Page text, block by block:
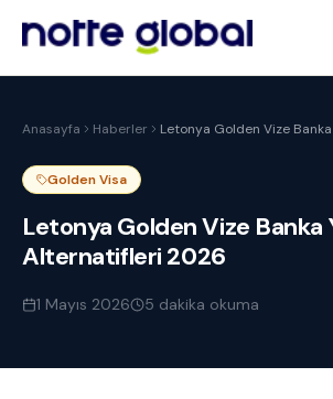
Anasayfa Haberler
Letonya Golden Vize
Golden Visa
Letonya Golden Vize Banka
Alternatifleri 2026
1 Mayıs 2026 5 dakika okuma